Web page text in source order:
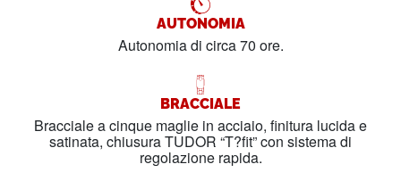
AUTONOMIA
Autonomia di circa 70 ore.
BRACCIALE
Bracciale a cinque maglie in acciaio, finitura lucida e
satinata, chiusura TUDOR “T?fit” con sistema di
regolazione rapida.